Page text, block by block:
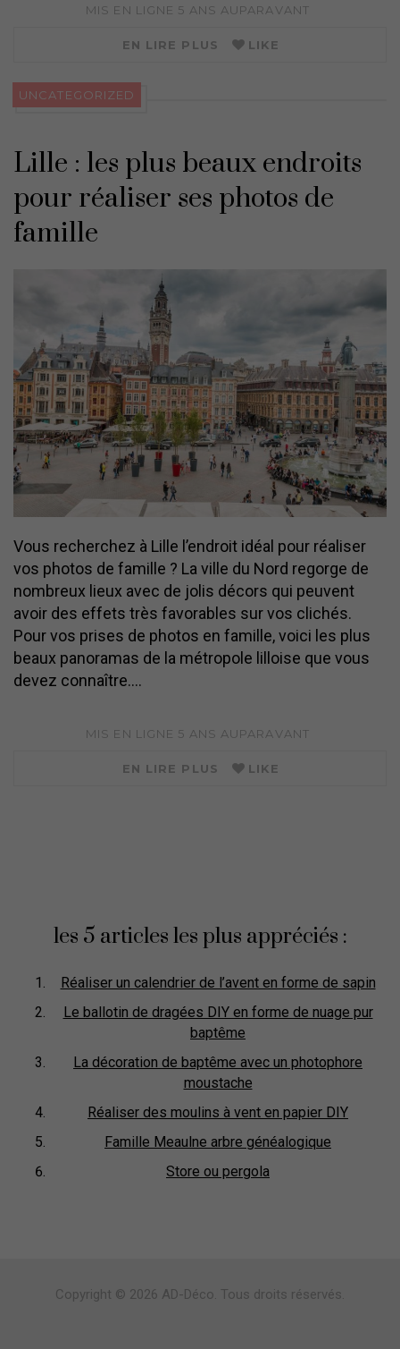
MIS EN LIGNE 5 ANS AUPARAVANT
EN LIRE PLUS LIKE
UNCATEGORIZED
Lille : les plus beaux endroits
pour réaliser ses photos de
famille
Vous recherchez à Lille l’endroit idéal pour réaliser
vos photos de famille ? La ville du Nord regorge de
nombreux lieux avec de jolis décors qui peuvent
avoir des effets très favorables sur vos clichés.
Pour vos prises de photos en famille, voici les plus
beaux panoramas de la métropole lilloise que vous
devez connaître.…
MIS EN LIGNE 5 ANS AUPARAVANT
EN LIRE PLUS LIKE
les 5 articles les plus appréciés :
Réaliser un calendrier de l’avent en forme de sapin
Le ballotin de dragées DIY en forme de nuage pur
baptême
La décoration de baptême avec un photophore
moustache
Réaliser des moulins à vent en papier DIY
Famille Meaulne arbre généalogique
Store ou pergola
Copyright © 2026 AD-Déco. Tous droits réservés.